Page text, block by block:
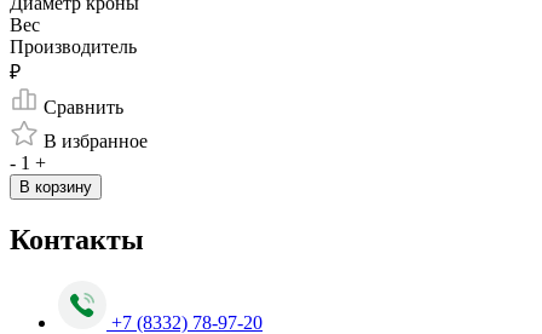
Вес
Производитель
₽
Сравнить
В избранное
- 1 +
В корзину
Контакты
+7 (8332) 78-97-20